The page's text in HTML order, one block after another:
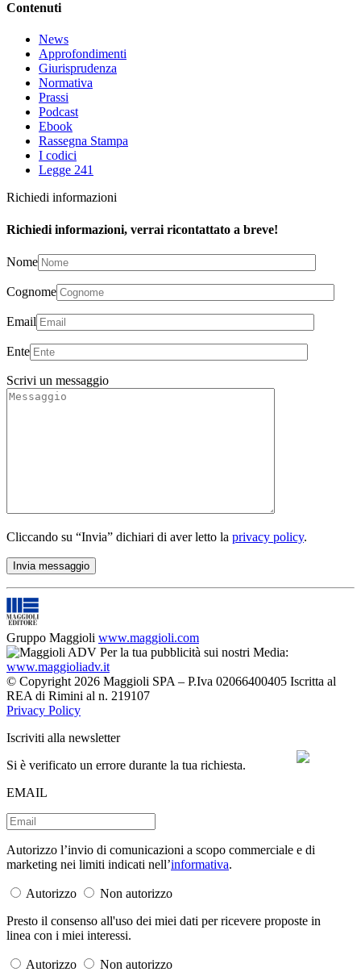
Contenuti
News
Approfondimenti
Giurisprudenza
Normativa
Prassi
Podcast
Ebook
Rassegna Stampa
I codici
Legge 241
Richiedi informazioni
Richiedi informazioni, verrai ricontattato a breve!
Nome
Cognome
Email
Ente
Scrivi un messaggio
Cliccando su “Invia” dichiari di aver letto la privacy policy.
Gruppo Maggioli www.maggioli.com
Per la tua pubblicità sui nostri Media:
www.maggioliadv.it
© Copyright 2026 Maggioli SPA – P.Iva 02066400405 Iscritta al
REA di Rimini al n. 219107
Privacy Policy
Iscriviti alla newsletter
Si è verificato un errore durante la tua richiesta.
EMAIL
Autorizzo l’invio di comunicazioni a scopo commerciale e di
marketing nei limiti indicati nell’informativa.
Autorizzo
Non autorizzo
Presto il consenso all'uso dei miei dati per ricevere proposte in
linea con i miei interessi.
Autorizzo
Non autorizzo